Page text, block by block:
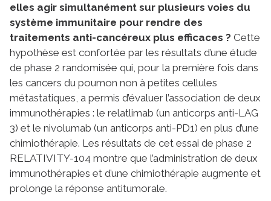
elles agir simultanément sur plusieurs voies du
système immunitaire pour rendre des
traitements anti-cancéreux plus efficaces ? Cette
hypothèse est confortée par les résultats d’une étude
de phase 2 randomisée qui, pour la première fois dans
les cancers du poumon non à petites cellules
métastatiques, a permis d’évaluer l’association de deux
immunothérapies : le relatlimab (un anticorps anti-LAG
3) et le nivolumab (un anticorps anti-PD1) en plus d’une
chimiothérapie. Les résultats de cet essai de phase 2
RELATIVITY-104 montre que l’administration de deux
immunothérapies et d’une chimiothérapie augmente et
prolonge la réponse antitumorale.